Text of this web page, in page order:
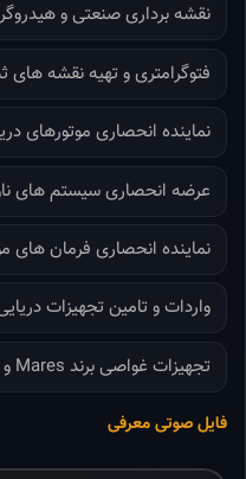
نقشه برداری صنعتی و
فتوگرامتری و تهیه نقشه های
نماینده انحصاری موتورهای
عرضه انحصاری سیستم های
نماینده انحصاری فرمان های
واردات و تامین تجهیزات
تجهیزات غواصی برند Mares و DynamicNord
فایل صوتی معرفی